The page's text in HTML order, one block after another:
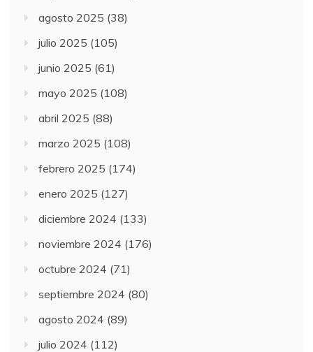
agosto 2025 (38)
julio 2025 (105)
junio 2025 (61)
mayo 2025 (108)
abril 2025 (88)
marzo 2025 (108)
febrero 2025 (174)
enero 2025 (127)
diciembre 2024 (133)
noviembre 2024 (176)
octubre 2024 (71)
septiembre 2024 (80)
agosto 2024 (89)
julio 2024 (112)